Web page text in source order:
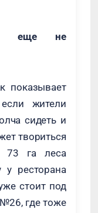
еще не
показывает
жители
сидеть и
твориться
73 га леса
ресторана
стоит под
где тоже